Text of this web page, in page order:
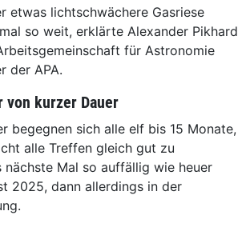
etwas lichtschwächere Gasriese
so weit, erklärte Alexander Pikhard
für Astronomie
der APA.
von kurzer Dauer
begegnen sich alle elf bis 15 Monate,
alle Treffen gleich gut zu
nächste Mal so auffällig wie heuer
2025, dann allerdings in der